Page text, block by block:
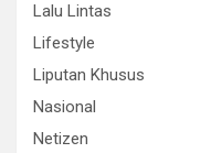
Lalu Lintas
Lifestyle
Liputan Khusus
Nasional
Netizen